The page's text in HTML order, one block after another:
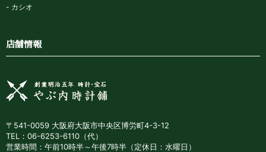
カシオ
店舗情報
〒541-0059 大阪府大阪市中央区博労町4-3-12
TEL：06-6253-6110（代）
営業時間：午前10時半～午後7時半（定休日：水曜日）